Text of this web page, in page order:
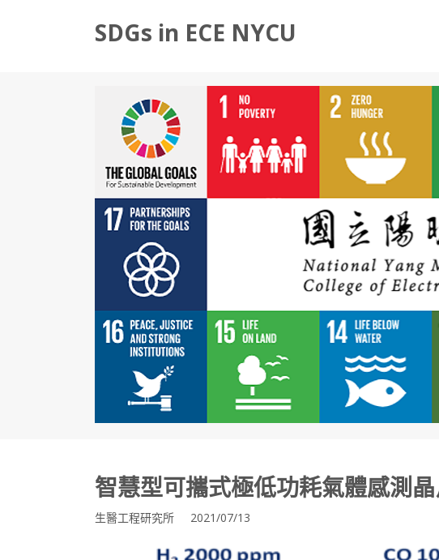
SDGs in ECE NYCU
智慧型可攜式極低功耗氣體感測
生醫工程研究所 2021/07/13